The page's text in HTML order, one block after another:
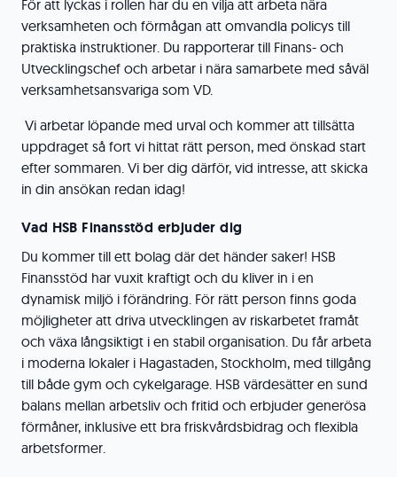
För att lyckas i rollen har du en vilja att arbeta nära
verksamheten och förmågan att omvandla policys till
praktiska instruktioner. Du rapporterar till Finans- och
Utvecklingschef och arbetar i nära samarbete med såväl
verksamhetsansvariga som VD.
Vi arbetar löpande med urval och kommer att tillsätta
uppdraget så fort vi hittat rätt person, med önskad start
efter sommaren. Vi ber dig därför, vid intresse, att skicka
in din ansökan redan idag!
Vad HSB Finansstöd erbjuder dig
Du kommer till ett bolag där det händer saker! HSB
Finansstöd har vuxit kraftigt och du kliver in i en
dynamisk miljö i förändring. För rätt person finns goda
möjligheter att driva utvecklingen av riskarbetet framåt
och växa långsiktigt i en stabil organisation. Du får arbeta
i moderna lokaler i Hagastaden, Stockholm, med tillgång
till både gym och cykelgarage. HSB värdesätter en sund
balans mellan arbetsliv och fritid och erbjuder generösa
förmåner, inklusive ett bra friskvårdsbidrag och flexibla
arbetsformer.